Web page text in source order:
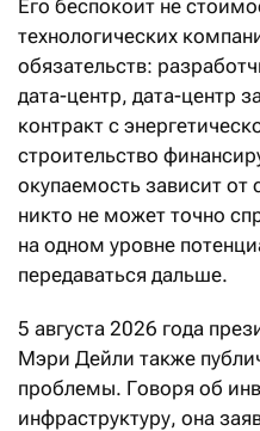
Его беспокоит не
технологических
обязательств:
дата-центр, дата-центр
контракт с
строительство
окупаемость зависит от
никто не может точно
на одном уровне
передаваться дальше.
5 августа 2026 года
Мэри Дейли также
проблемы. Говоря об
инфраструктуру, она